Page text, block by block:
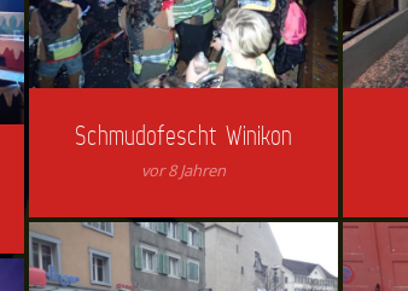
Schmudofescht Winikon
vor 8 Jahren